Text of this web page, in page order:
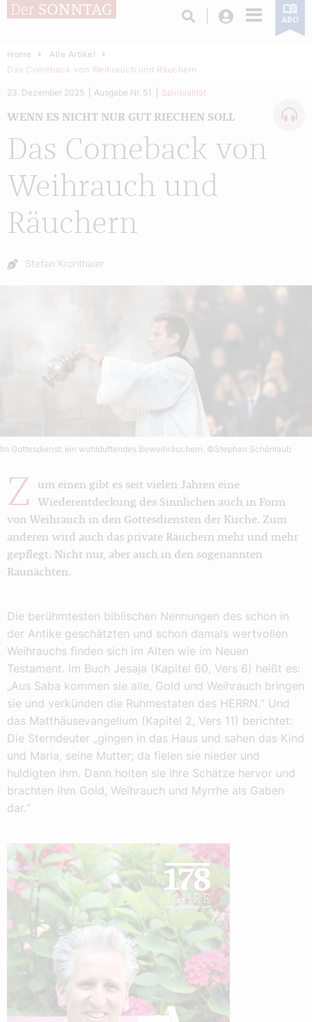
Login ABO
Home
Alle Artikel
Das Comeback von Weihrauch und Räuchern
Das Comeback von
Weihrauch und
Räuchern
WENN ES NICHT NUR GUT RIECHEN SOLL
23. Dezember 2025 Ausgabe Nr. 51 Spiritualität
Autor:
Stefan Kronthaler
Im Gottesdienst: ein wohlduftendes Beweihräuchern. ©Stephan Schönlaub
Z
um einen gibt es seit vielen Jahren eine
Wiederentdeckung des Sinnlichen auch in Form
von Weihrauch in den Gottesdiensten der Kirche. Zum
anderen wird auch das private Räuchern mehr und mehr
gepflegt. Nicht nur, aber auch in den sogenannten
Raunächten.
Die berühmtesten biblischen Nennungen des schon in
der Antike geschätzten und schon damals wertvollen
Weihrauchs finden sich im Alten wie im Neuen
Testament. Im Buch Jesaja (Kapitel 60, Vers 6) heißt es:
„Aus Saba kommen sie alle, Gold und Weihrauch bringen
sie und verkünden die Ruhmestaten des HERRN.“ Und
das Matthäusevangelium (Kapitel 2, Vers 11) berichtet:
Die Sterndeuter „gingen in das Haus und sahen das Kind
und Maria, seine Mutter; da fielen sie nieder und
huldigten ihm. Dann holten sie ihre Schätze hervor und
brachten ihm Gold, Weihrauch und Myrrhe als Gaben
dar.“